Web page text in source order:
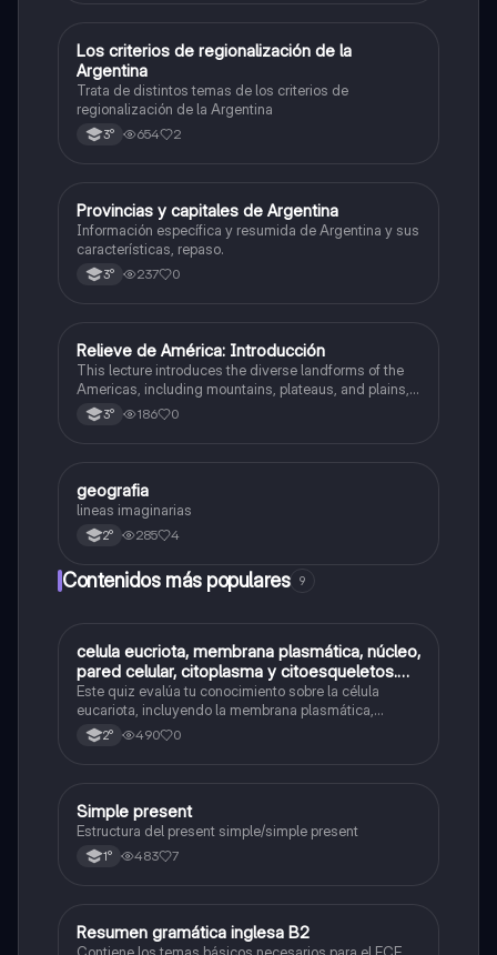
Geografía
Los criterios de regionalización de la
Argentina
Trata de distintos temas de los criterios de
regionalización de la Argentina
3° 654 2
Geografía
Provincias y capitales de Argentina
Información específica y resumida de Argentina y sus
características, repaso.
3° 237 0
Geografía
Relieve de América: Introducción
This lecture introduces the diverse landforms of the
Americas, including mountains, plateaus, and plains,
and their impact on geography, hydrography, and
population distribution.
3° 186 0
Geografía
geografia
lineas imaginarias
2° 285 4
Contenidos más populares 9
CBiología
celula eucriota, membrana plasmática, núcleo,
pared celular, citoplasma y citoesqueletos.
nombre se las partes de la celula eucariota
Este quiz evalúa tu conocimiento sobre la célula
eucariota, incluyendo la membrana plasmática,
núcleo, pared celular, citoplasma y citoesqueleto.
2° 490 0
Inglés
Simple present
Estructura del present simple/simple present
1° 483 7
Inglés
Resumen gramática inglesa B2
Contiene los temas básicos necesarios para el FCE